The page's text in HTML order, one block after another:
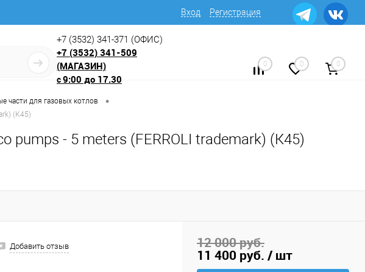
Вход Регистрация
+7 (3532) 341-371 (ОФИС)
+7 (3532) 341-509
(МАГАЗИН)
с9:00 до 17.30
0 0 0
части для газовых котлов •
(К45)
pumps - 5 meters (FERROLI trademark) (К45)
Добавить отзыв 12 000 руб.
11 400 руб. / шт